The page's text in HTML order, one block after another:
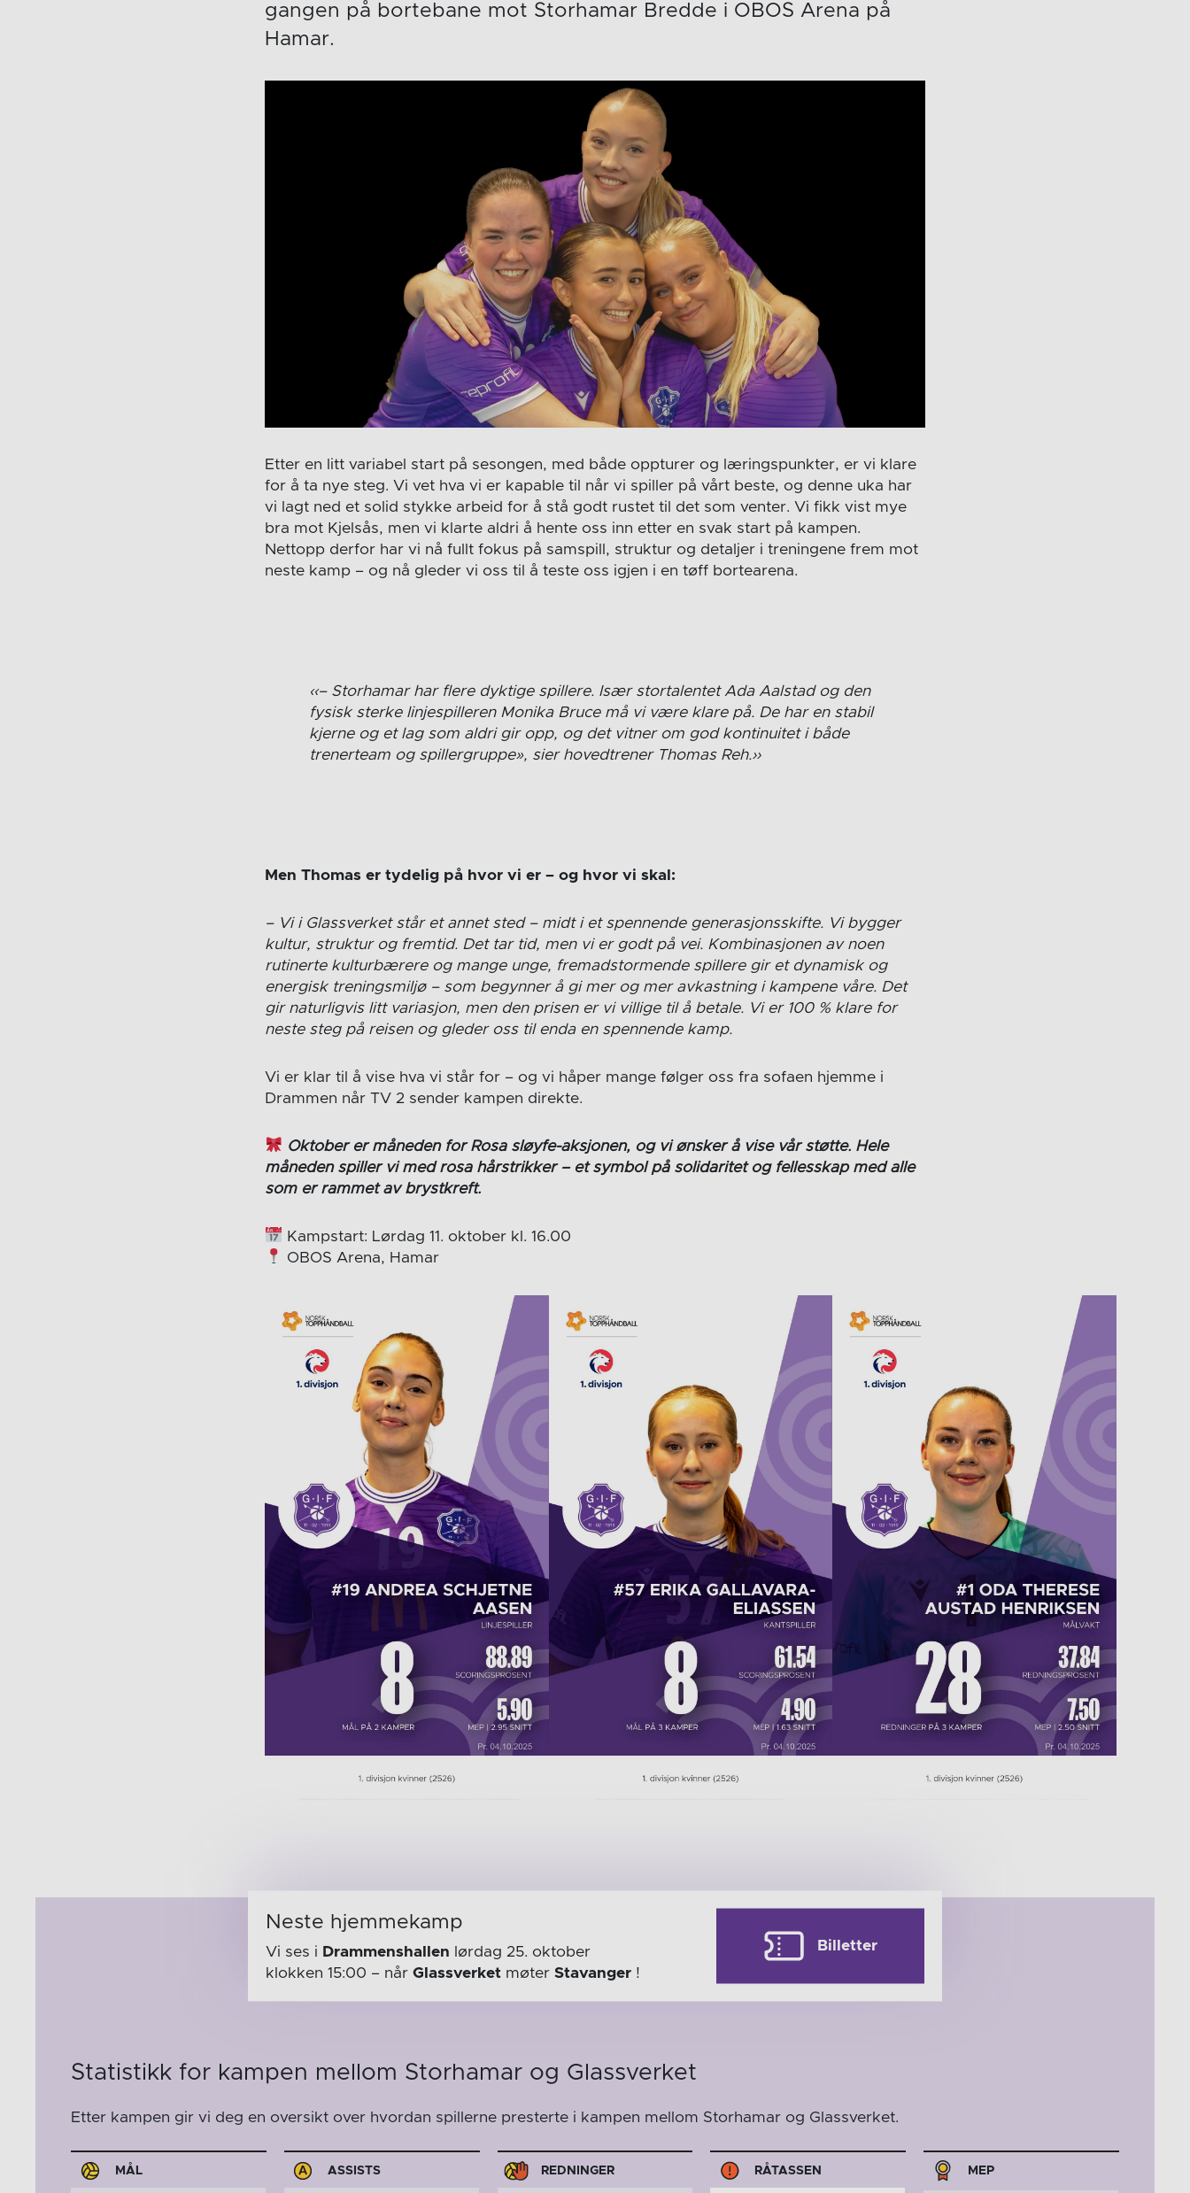
gangen på bortebane mot Storhamar Bredde i OBOS Arena på
Hamar.
Etter en litt variabel start på sesongen, med både oppturer og læringspunkter, er vi klare
for å ta nye steg. Vi vet hva vi er kapable til når vi spiller på vårt beste, og denne uka har
vi lagt ned et solid stykke arbeid for å stå godt rustet til det som venter. Vi fikk vist mye
bra mot Kjelsås, men vi klarte aldri å hente oss inn etter en svak start på kampen.
Nettopp derfor har vi nå fullt fokus på samspill, struktur og detaljer i treningene frem mot
neste kamp – og nå gleder vi oss til å teste oss igjen i en tøff bortearena.
– Storhamar har flere dyktige spillere. Især stortalentet Ada Aalstad og den
fysisk sterke linjespilleren Monika Bruce må vi være klare på. De har en stabil
kjerne og et lag som aldri gir opp, og det vitner om god kontinuitet i både
trenerteam og spillergruppe», sier hovedtrener Thomas Reh.
Men Thomas er tydelig på hvor vi er – og hvor vi skal:
– Vi i Glassverket står et annet sted – midt i et spennende generasjonsskifte. Vi bygger
kultur, struktur og fremtid. Det tar tid, men vi er godt på vei. Kombinasjonen av noen
rutinerte kulturbærere og mange unge, fremadstormende spillere gir et dynamisk og
energisk treningsmiljø – som begynner å gi mer og mer avkastning i kampene våre. Det
gir naturligvis litt variasjon, men den prisen er vi villige til å betale. Vi er 100 % klare for
neste steg på reisen og gleder oss til enda en spennende kamp.
Vi er klar til å vise hva vi står for – og vi håper mange følger oss fra sofaen hjemme i
Drammen når TV 2 sender kampen direkte.
Oktober er måneden for Rosa sløyfe-aksjonen, og vi ønsker å vise vår støtte. Hele
måneden spiller vi med rosa hårstrikker – et symbol på solidaritet og fellesskap med alle
som er rammet av brystkreft.
Kampstart: Lørdag 11. oktober kl. 16.00
OBOS Arena, Hamar
Neste hjemmekamp
Vi ses i Drammenshallen lørdag 25. oktober
klokken 15:00 – når Glassverket møter Stavanger !
Billetter
Statistikk for kampen mellom Storhamar og Glassverket
Etter kampen gir vi deg en oversikt over hvordan spillerne presterte i kampen mellom Storhamar og Glassverket.
MÅL ASSISTS REDNINGER RÅTASSEN MEP